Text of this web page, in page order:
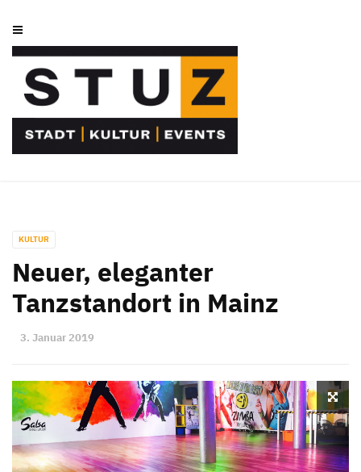
KULTUR
Neuer, eleganter
Tanzstandort in Mainz
3. Januar 2019